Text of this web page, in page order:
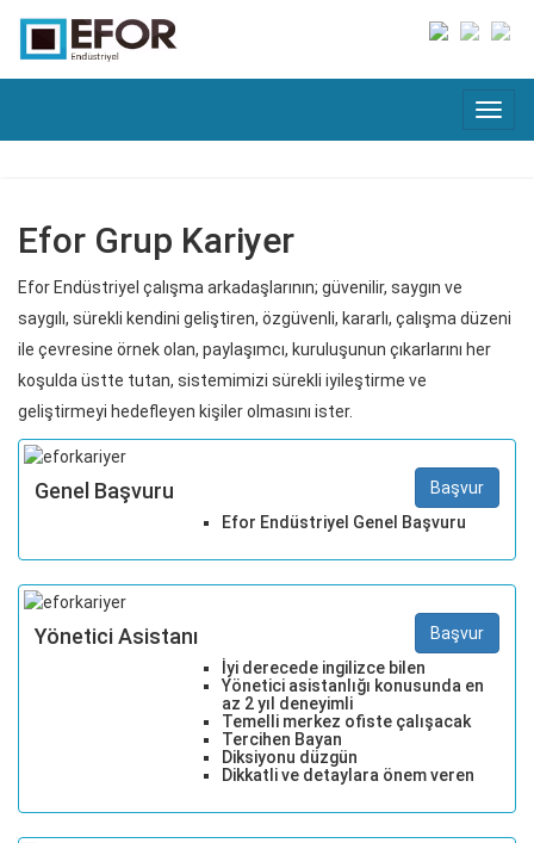
Efor Grup Kariyer
Efor Endüstriyel çalışma arkadaşlarının; güvenilir, saygın ve
saygılı, sürekli kendini geliştiren, özgüvenli, kararlı, çalışma düzeni
ile çevresine örnek olan, paylaşımcı, kuruluşunun çıkarlarını her
koşulda üstte tutan, sistemimizi sürekli iyileştirme ve
geliştirmeyi hedefleyen kişiler olmasını ister.
Başvur
Genel Başvuru
Efor Endüstriyel Genel Başvuru
Başvur
Yönetici Asistanı
İyi derecede ingilizce bilen
Yönetici asistanlığı konusunda en
az 2 yıl deneyimli
Temelli merkez ofiste çalışacak
Tercihen Bayan
Diksiyonu düzgün
Dikkatli ve detaylara önem veren